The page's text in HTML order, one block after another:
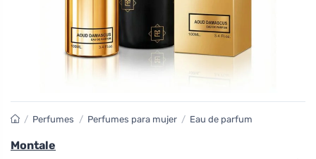
/ Perfumes / Perfumes para mujer / Eau de parfum
Montale